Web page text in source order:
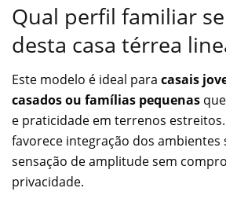
Qual perfil familiar
desta casa térrea
Este modelo é ideal para casais
casados ou famílias pequenas
e praticidade em terrenos
favorece integração dos ambientes
sensação de amplitude sem
privacidade.